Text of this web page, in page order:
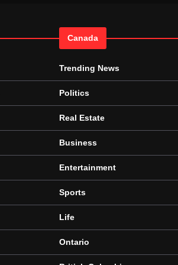
Canada
Trending News
Politics
Real Estate
Business
Entertainment
Sports
Life
Ontario